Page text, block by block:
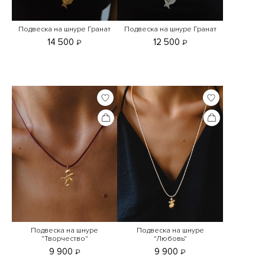
Подвеска на шнуре Гранат
14 500₽
Подвеска на шнуре Гранат
12 500 ₽
Подвеска на шнуре
"Творчество"
9 900 ₽
Подвеска на шнуре
"Любовь"
9 900₽